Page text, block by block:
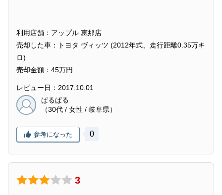
利用店舗：アップル 恵那店
売却した車：トヨタ ヴィッツ (2012年式、走行距離0.35万キ
ロ)
売却金額：45万円
レビュー日：2017.10.01
ぱるぱる
（30代 / 女性 / 岐阜県）
参考になった 0
3